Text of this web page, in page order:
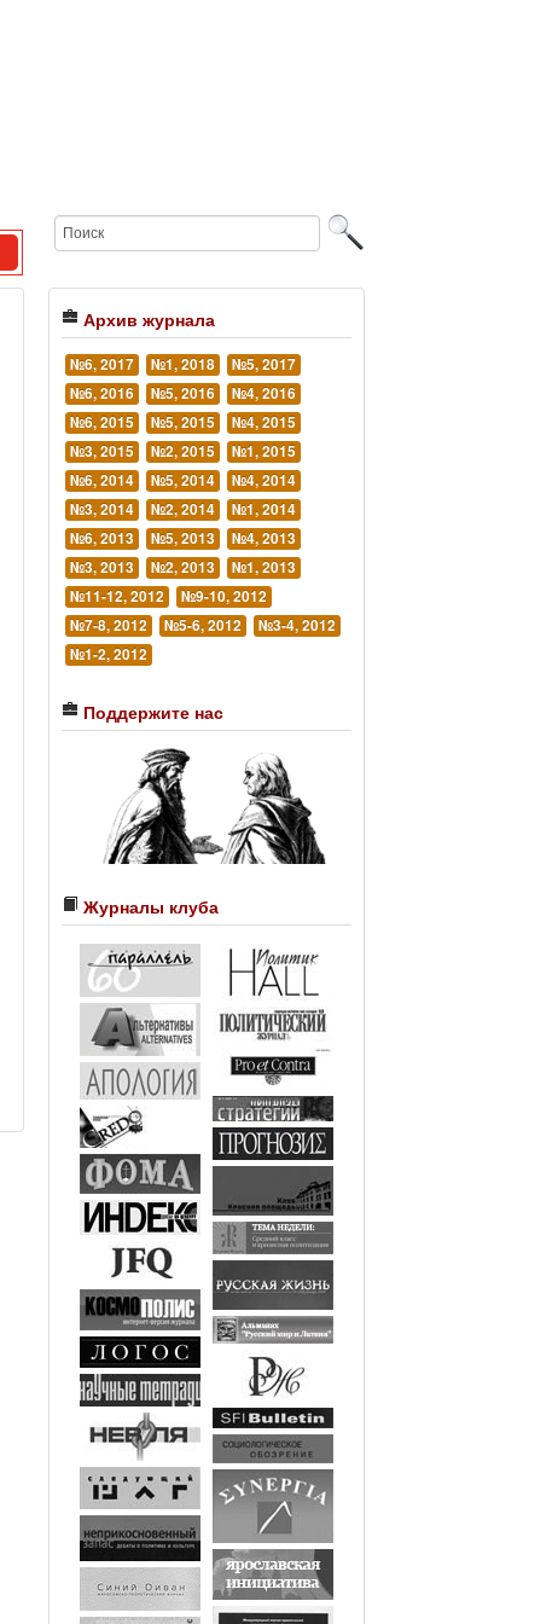
Архив журнала
№6, 2017 №1, 2018
№5, 2017
№6, 2016
№5, 2016
№4, 2016
№6, 2015
№5, 2015
№4, 2015
№3, 2015
№2, 2015
№1, 2015
№6, 2014
№5, 2014
№4, 2014
№3, 2014
№2, 2014
№1, 2014
№6, 2013
№5, 2013
№4, 2013
№3, 2013
№2, 2013
№1, 2013
№11-12, 2012
№9-10, 2012
№7-8, 2012
№5-6, 2012
№3-4, 2012
№1-2, 2012
Поддержите нас
Журналы клуба